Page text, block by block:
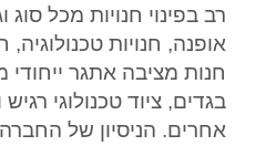
רב בפינוי חנויות מכל סוג
אופנה, חנויות טכנולוגיה,
חנות מציבה אתגר
בגדים, ציוד טכנולוגי
אחרים. הניסיון של